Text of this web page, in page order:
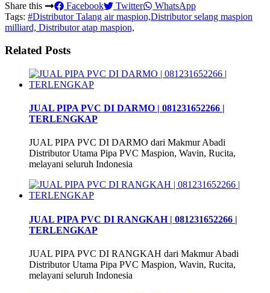
Share this Facebook Twitter
WhatsApp
Tags: #Distributor Talang air maspion,Distributor selang maspion
milliard, Distributor atap maspion,
Related Posts
JUAL PIPA PVC DI DARMO | 081231652266 |
TERLENGKAP
JUAL PIPA PVC DI DARMO dari Makmur Abadi
Distributor Utama Pipa PVC Maspion, Wavin, Rucita,
melayani seluruh Indonesia
JUAL PIPA PVC DI RANGKAH | 081231652266 |
TERLENGKAP
JUAL PIPA PVC DI RANGKAH dari Makmur Abadi
Distributor Utama Pipa PVC Maspion, Wavin, Rucita,
melayani seluruh Indonesia